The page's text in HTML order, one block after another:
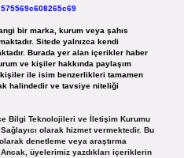
bir marka, kurum veya şahıs
Sitede yalnızca kendi
Burada yer alan içerikler haber
ve kişiler hakkında paylaşım
kişiler ile isim benzerlikleri tamamen
halindedir ve tavsiye niteliği
Bilgi Teknolojileri ve İletişim Kurumu
olarak hizmet vermektedir. Bu
denetleme veya araştırma
üyelerimiz yazdıkları içeriklerin